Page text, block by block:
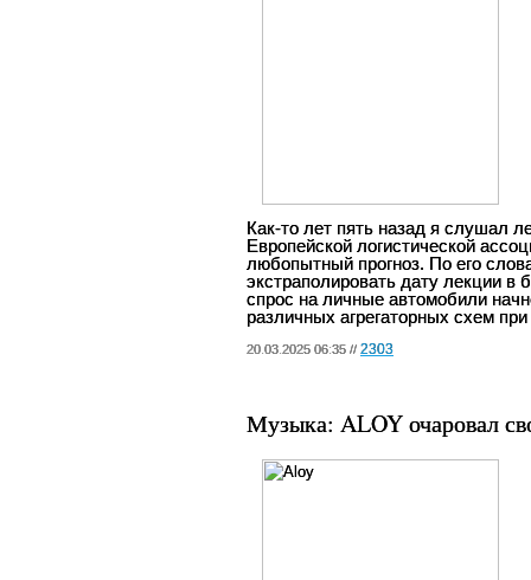
Как-то лет пять назад я слушал
Европейской логистической
любопытный прогноз. По его
экстраполировать дату лекции в
спрос на личные автомобили
различных агрегаторных схем
20.03.2025 06:35 // 2303
Музыка: ALOY очаровал